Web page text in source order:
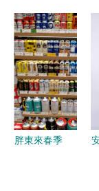
伴——走進
順夏日用品
的平凡美好
胖東來春季